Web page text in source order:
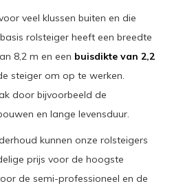
veel klussen buiten en die
rolsteiger heeft een breedte
8,2 m en een buisdikte van 2,2
steiger om op te werken.
door bijvoorbeeld de
en lange levensduur.
kunnen onze rolsteigers
prijs voor de hoogste
de semi-professioneel en de